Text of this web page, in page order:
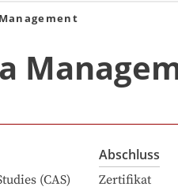
(CAS)
Abschluss
Zertifikat